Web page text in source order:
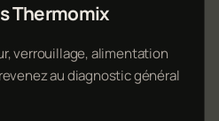
Thermomix
verrouillage, alimentation
au diagnostic général